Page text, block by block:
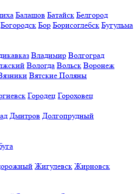
Балашов Батайск Белгород
Богородск Бор Борисоглебск Бугульма
Владимир Волгоград
Вологда Вольск Воронеж
Вятские Поляны
Городец Гороховец
Дмитров Долгопрудный
Жигулевск Жирновск